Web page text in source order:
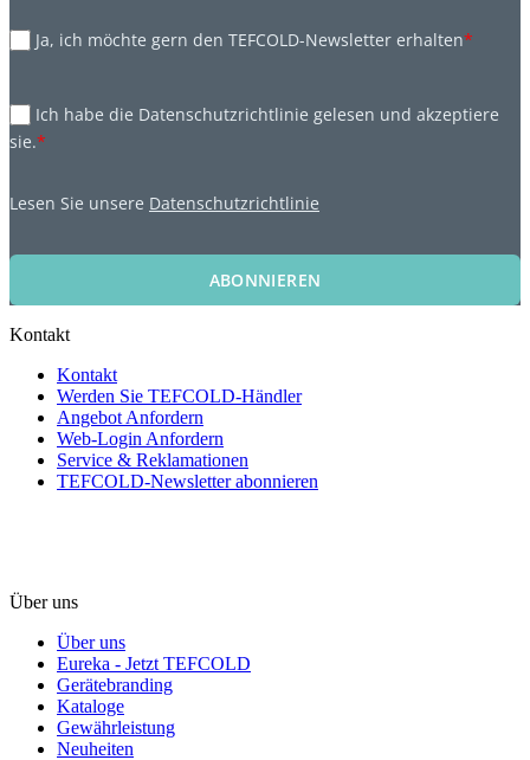
Ja, ich möchte gern den TEFCOLD-Newsletter erhalten*
Ich habe die Datenschutzrichtlinie gelesen und akzeptiere
sie.*
Lesen Sie unsere Datenschutzrichtlinie
ABONNIEREN
Kontakt
Kontakt
Werden Sie TEFCOLD-Händler
Angebot Anfordern
Web-Login Anfordern
Service & Reklamationen
TEFCOLD-Newsletter abonnieren
Über uns
Über uns
Eureka - Jetzt TEFCOLD
Gerätebranding
Kataloge
Gewährleistung
Neuheiten